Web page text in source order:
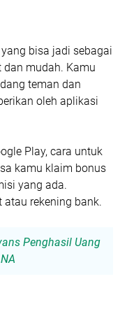
yang bisa jadi sebagai
mudah. Kamu
teman dan
oleh aplikasi
Play, cara untuk
kamu klaim bonus
yang ada.
rekening bank.
Penghasil Uang